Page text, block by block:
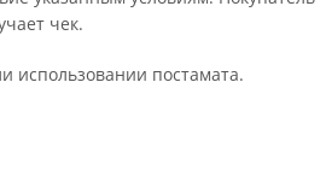
чек.
использовании постамата.